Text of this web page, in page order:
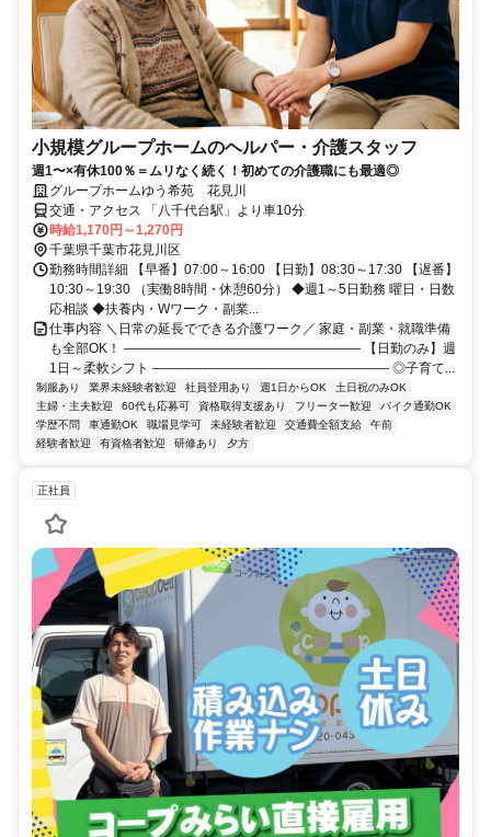
小規模グループホームのヘルパー・介護スタッフ
週1〜×有休100％＝ムリなく続く！初めての介護職にも最適◎
グループホームゆう希苑 花見川
交通・アクセス 「八千代台駅」より車10分
時給1,170円～1,270円
千葉県千葉市花見川区
勤務時間詳細 【早番】07:00～16:00 【日勤】08:30～17:30 【遅番】
10:30～19:30 （実働8時間・休憩60分） ◆週1～5日勤務 曜日・日数
応相談 ◆扶養内・Wワーク・副業...
仕事内容 ＼日常の延長でできる介護ワーク／ 家庭・副業・就職準備
も全部OK！ ―――――――――――――――――― 【日勤のみ】週
1日～柔軟シフト ―――――――――――――――――― ◎子育て...
制服あり 業界未経験者歓迎 社員登用あり 週1日からOK
土日祝のみOK
主婦・主夫歓迎
60代も応募可 資格取得支援あり フリーター歓迎
バイク通勤OK
学歴不問
車通勤OK 職場見学可 未経験者歓迎 交通費全額支給
午前
経験者歓迎
有資格者歓迎 研修あり 夕方
正社員